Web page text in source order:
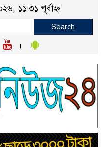
১১:৩১ পূর্বাহ্ন
Search